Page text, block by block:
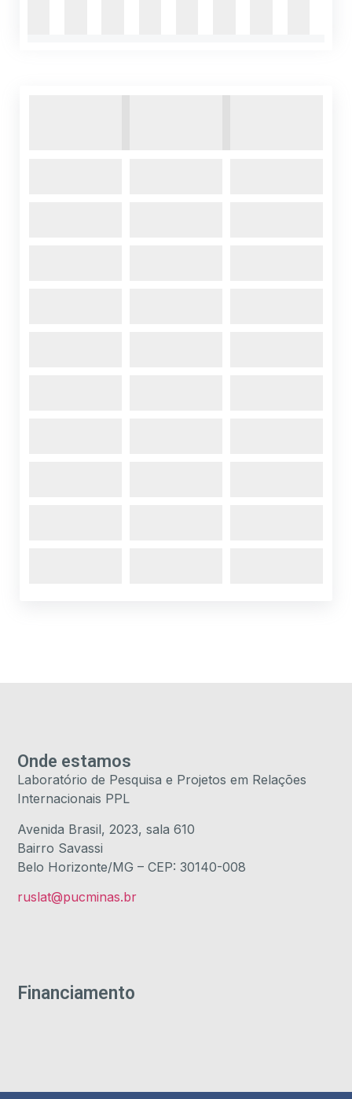
Financiamento
Onde estamos
Laboratório de Pesquisa e Projetos em Relações
Internacionais PPL
Avenida Brasil, 2023, sala 610
Bairro Savassi
Belo Horizonte/MG – CEP: 30140-008
ruslat@pucminas.br